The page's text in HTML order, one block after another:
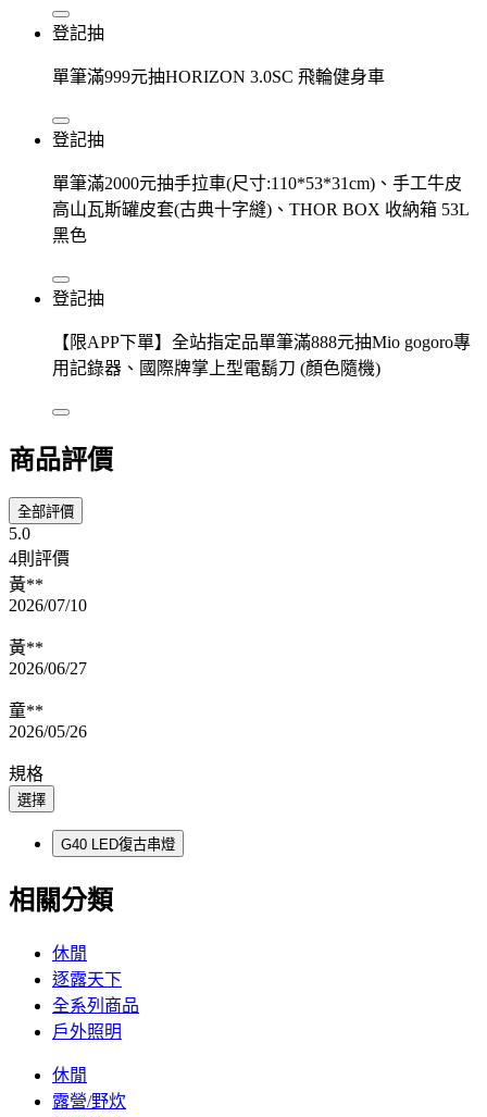
登記抽
單筆滿999元抽HORIZON 3.0SC 飛輪健身車
登記抽
單筆滿2000元抽手拉車(尺寸:110*53*31cm)、手工牛皮
高山瓦斯罐皮套(古典十字縫)、THOR BOX 收納箱 53L
黑色
登記抽
【限APP下單】全站指定品單筆滿888元抽Mio gogoro專
用記錄器、國際牌掌上型電鬍刀 (顏色隨機)
商品評價
全部評價
5.0
4則評價
黃**
2026/07/10
黃**
2026/06/27
童**
2026/05/26
規格
選擇
G40 LED復古串燈
相關分類
休閒
逐露天下
全系列商品
戶外照明
休閒
露營/野炊